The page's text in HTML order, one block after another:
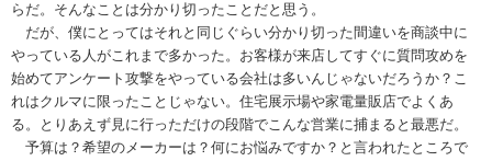
らだ。そんなことは分かり切ったことだと思う。
だが、僕にとってはそれと同じぐらい分かり切った間違いを商談中に
やっている人がこれまで多かった。お客様が来店してすぐに質問攻めを
始めてアンケート攻撃をやっている会社は多いんじゃないだろうか？こ
れはクルマに限ったことじゃない。住宅展示場や家電量販店でよくあ
る。とりあえず見に行っただけの段階でこんな営業に捕まると最悪だ。
予算は？希望のメーカーは？何にお悩みですか？と言われたところで